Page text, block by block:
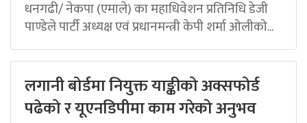
धनगढी/ नेकपा (एमाले) का महाधिवेशन प्रतिनिधि डेजी
पाण्डेले पार्टी अध्यक्ष एवं प्रधानमन्त्री केपी शर्मा ओलीको...
लगानी बोर्डमा नियुक्त याङ्कीको अक्सफोर्ड
पढेको र यूएनडिपीमा काम गरेको अनुभव